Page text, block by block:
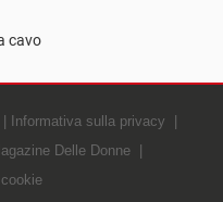
cavo
Informativa sulla privacy
Delle Donne